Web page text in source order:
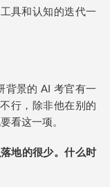
具和认知的迭代一
背景的 AI 考官有一
行，除非他在别的
看这一项。
地的很少。什么时